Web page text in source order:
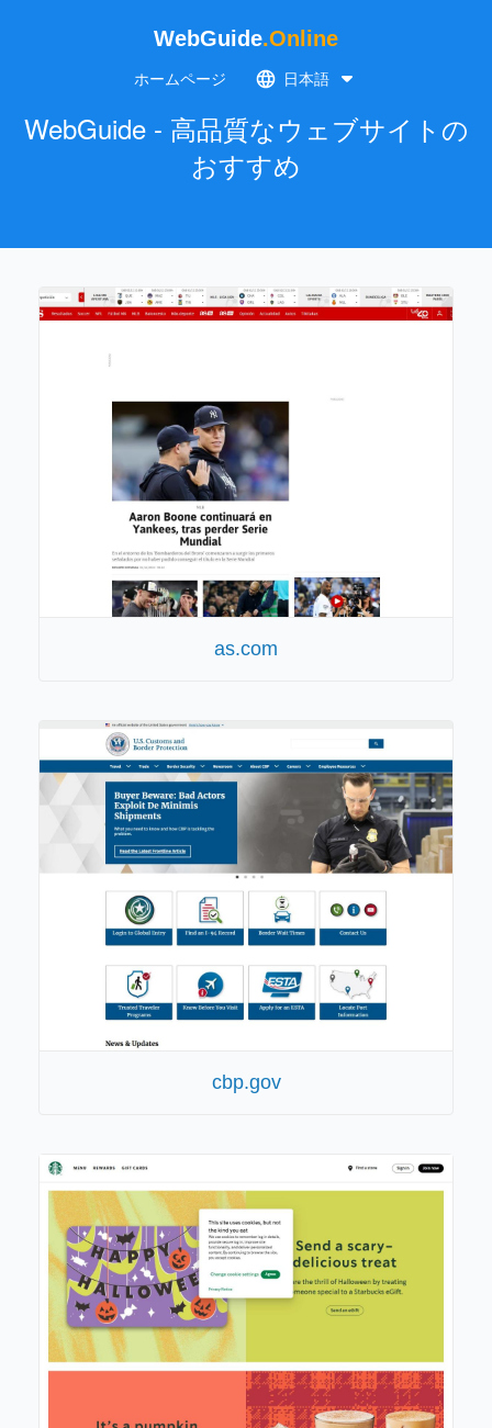
WebGuide.Online
ホームページ 日本語
WebGuide - 高品質なウェブサイトの
おすすめ
as.com
cbp.gov